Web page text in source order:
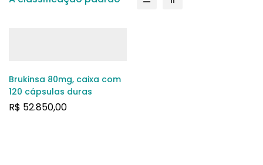
Brukinsa 80mg, caixa com
120 cápsulas duras
R$ 52.850,00